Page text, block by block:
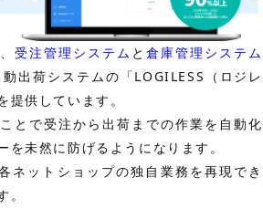
受注管理システム と倉庫管理システム
出荷システムの「LOGILESS（ロジレ
提供しています。
とで受注から出荷までの作業を自動化
を未然に防げるようになります。
ネットショップの独自業務を再現でき